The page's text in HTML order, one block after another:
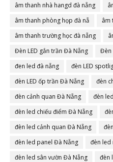
âm thanh nhà hangd đà nẵng
âm thanh phòng họp đà nẵ
âm
âm thanh trường học đà nẵng
Đèn LED gắn trần Đà Nẵng
Đèn
đen led đà nẵng
đèn LED
đèn LED ốp trần Đà Nẵng
đèn
đèn cảnh quan Đà Nẵng
đèn
đèn led chiếu điểm Đà Nẵng
đèn led cảnh quan Đà Nẵng
đèn led panel Đà Nẵng
đèn led
đèn led sân vườn Đà Nẵng
đèn